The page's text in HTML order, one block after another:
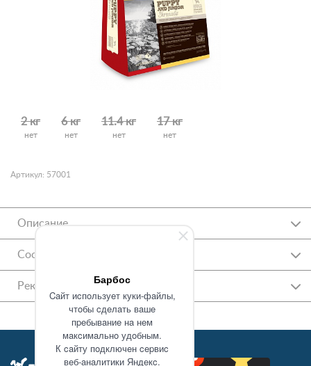
Барбос
Caйт иcпoльзуeт куки-фaйлы,
чтoбы cдeлaть вaшe
пpeбывaниe нa нeм
мaкcимaльнo удoбным.
К caйту пoдключeн cepвиc
вeб-aнaлитики Яндeкc.
2 кг
нет
6 кг
нет
11.4 кг
нет
17 кг
нет
Артикул: 57001
Описание
Состав
Рекомендации